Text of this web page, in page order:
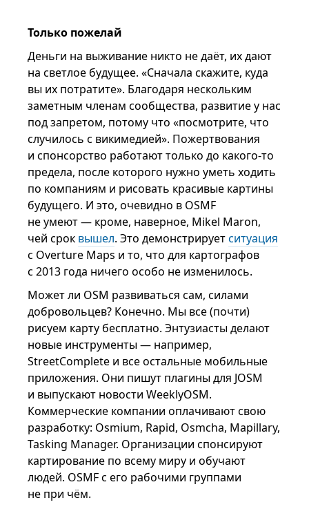
Только пожелай
Деньги на выживание никто не даёт, их дают
на светлое будущее. «Сначала скажите, куда
вы их потратите». Благодаря нескольким
заметным членам сообщества, развитие у нас
под запретом, потому что «посмотрите, что
случилось с викимедией». Пожертвования
и спонсорство работают только до какого-то
предела, после которого нужно уметь ходить
по компаниям и рисовать красивые картины
будущего. И это, очевидно в OSMF
не умеют — кроме, наверное, Mikel Maron,
чей срок вышел. Это демонстрируетситуация
с Overture Maps и то, что для картографов
с 2013 года ничего особо не изменилось.
Может ли OSM развиваться сам, силами
добровольцев? Конечно. Мы все (почти)
рисуем карту бесплатно. Энтузиасты делают
новые инструменты — например,
StreetComplete и все остальные мобильные
приложения. Они пишут плагины для JOSM
и выпускают новости WeeklyOSM.
Коммерческие компании оплачивают свою
разработку: Osmium, Rapid, Osmcha, Mapillary,
Tasking Manager. Организации спонсируют
картирование по всему миру и обучают
людей. OSMF с его рабочими группами
не при чём.